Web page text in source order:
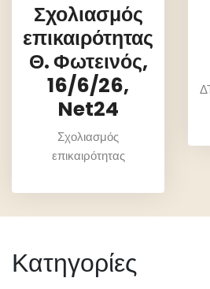
Σχολιασμός
επικαιρότητας
Θ. Φωτεινός,
16/6/26,
Net24
Σχολιασμός
επικαιρότητας
Κατηγορίες